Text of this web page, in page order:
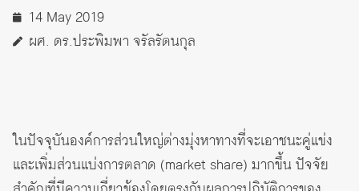
14 May 2019
ผศ. ดร.ประพิมพา จรัลรัตนกุล
ในปัจจุบันองค์การส่วนใหญ่ต่างมุ่งหาทางที่จะเอาชนะคู่แข่ง
และเพิ่มส่วนแบ่งการตลาด (market share) มากขึ้น ปัจจัย